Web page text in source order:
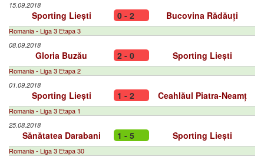
15.09.2018
Sporting Liești 0 - 2 Bucovina Rădăuți
Romania - Liga 3 Etapa 3
08.09.2018
Gloria Buzău 2 - 0 Sporting Liești
Romania - Liga 3 Etapa 2
01.09.2018
Sporting Liești 1 - 2 Ceahlăul Piatra-Neamț
Romania - Liga 3 Etapa 1
25.08.2018
Sănătatea Darabani 1 - 5 Sporting Liești
Romania - Liga 3 Etapa 30